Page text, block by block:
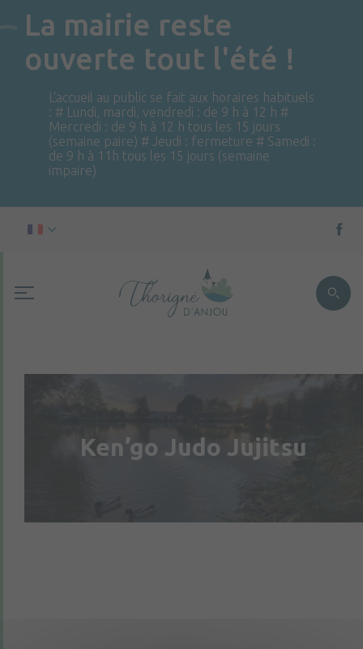
La mairie reste
ouverte tout l'été !
L'accueil au public se fait aux horaires habituels
: # Lundi, mardi, vendredi : de 9 h à 12 h #
Mercredi : de 9 h à 12 h tous les 15 jours
(semaine paire) # Jeudi : fermeture # Samedi :
de 9 h à 11h tous les 15 jours (semaine
impaire)
Ken’go Judo Jujitsu